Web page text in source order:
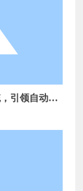
引领自动化